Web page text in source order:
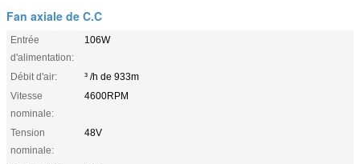
Fan axiale de C.C
Entrée
d'alimentation:
106W
Débit d'air:
³ /h de 933m
Vitesse
nominale:
4600RPM
Tension
nominale:
48V